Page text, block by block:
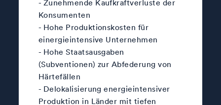
- Zunehmende Kaufkraftverluste der
Konsumenten
- Hohe Produktionskosten für
einergieintensive Unternehmen
- Hohe Staatsausgaben
(Subventionen) zur Abfederung von
Härtefällen
- Delokalisierung energieintensiver
Produktion in Länder mit tiefen